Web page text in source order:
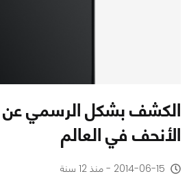
الأنحف في العالم
2014-06-15 - منذ 12 سنة